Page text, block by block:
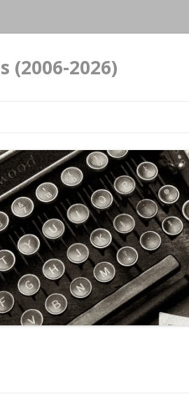
(2006-2026)